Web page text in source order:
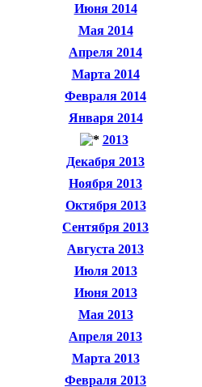
Июня 2014
Мая 2014
Апреля 2014
Марта 2014
Февраля 2014
Января 2014
2013
Декабря 2013
Ноября 2013
Октября 2013
Сентября 2013
Августа 2013
Июля 2013
Июня 2013
Мая 2013
Апреля 2013
Марта 2013
Февраля 2013